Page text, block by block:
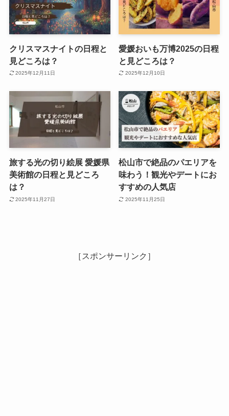
クリスマスナイトの日程と
見どころは？
2025年12月11日
愛媛おいも万博2025の日程
と見どころは？
2025年12月10日
旅する光の切り絵展 愛媛県
美術館の日程と見どころ
は？
2025年11月27日
松山市で絶品のパエリアを
味わう！観光やデートにお
すすめの人気店
2025年11月25日
［スポンサーリンク］